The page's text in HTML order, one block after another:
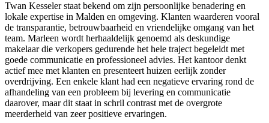
Twan Kesseler staat bekend om zijn persoonlijke benadering en
lokale expertise in Malden en omgeving. Klanten waarderen vooral
de transparantie, betrouwbaarheid en vriendelijke omgang van het
team. Marleen wordt herhaaldelijk genoemd als deskundige
makelaar die verkopers gedurende het hele traject begeleidt met
goede communicatie en professioneel advies. Het kantoor denkt
actief mee met klanten en presenteert huizen eerlijk zonder
overdrijving. Een enkele klant had een negatieve ervaring rond de
afhandeling van een probleem bij levering en communicatie
daarover, maar dit staat in schril contrast met de overgrote
meerderheid van zeer positieve ervaringen.